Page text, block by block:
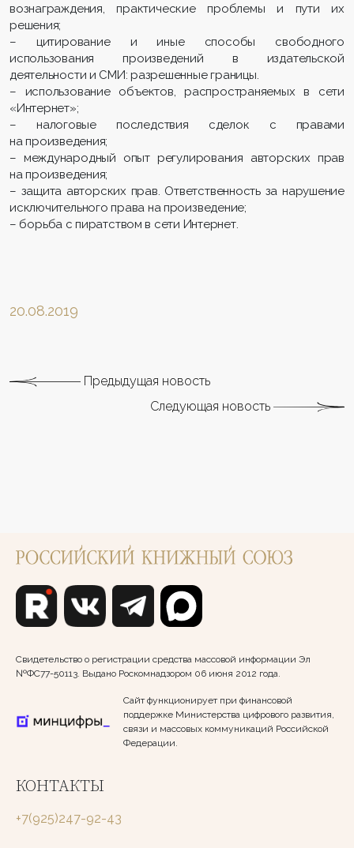
вознаграждения, практические проблемы и пути их
решения;
– цитирование и иные способы свободного
использования произведений в издательской
деятельности и СМИ: разрешенные границы.
– использование объектов, распространяемых в сети
«Интернет»;
– налоговые последствия сделок с правами
на произведения;
– международный опыт регулирования авторских прав
на произведения;
– защита авторских прав. Ответственность за нарушение
исключительного права на произведение;
– борьба с пиратством в сети Интернет.
20.08.2019
Предыдущая новость
Следующая новость
Свидетельство о регистрации средства массовой информации Эл
№ФС77-50113. Выдано Роскомнадзором 06 июня 2012 года.
Сайт функционирует при финансовой
поддержке Министерства цифрового развития,
связи и массовых коммуникаций Российской
Федерации.
КОНТАКТЫ
+7(925)247-92-43